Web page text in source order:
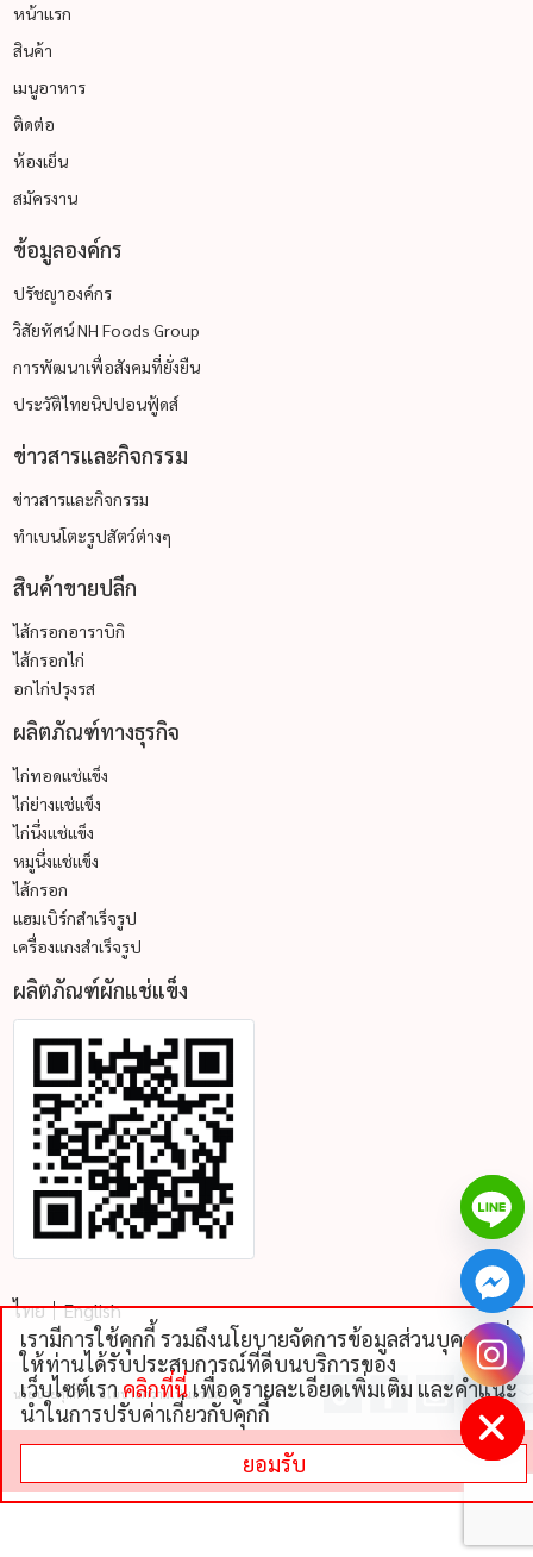
หน้าแรก
สินค้า
เมนูอาหาร
ติดต่อ
ห้องเย็น
สมัครงาน
ข้อมูลองค์กร
ปรัชญาองค์กร
วิสัยทัศน์ NH Foods Group
การพัฒนาเพื่อสังคมที่ยั่งยืน
ประวัติไทยนิปปอนฟู้ดส์
ข่าวสารและกิจกรรม
ข่าวสารและกิจกรรม
ทำเบนโตะรูปสัตว์ต่างๆ
สินค้าขายปลีก
ไส้กรอกอาราบิกิ
ไส้กรอกไก่
อกไก่ปรุงรส
ผลิตภัณฑ์ทางธุรกิจ
ไก่ทอดแช่แข็ง
ไก่ย่างแช่แข็ง
ไก่นึ่งแช่แข็ง
หมูนึ่งแช่แข็ง
ไส้กรอก
แฮมเบิร์กสำเร็จรูป
เครื่องแกงสำเร็จรูป
ผลิตภัณฑ์ผักแช่แข็ง
ไทย English
นโยบายคุ้กกี้ นโยบายความเป็นส่วนตัว
2026 THAI NIPPON FOODS CO., LTD
เรามีการใช้คุกกี้ รวมถึงนโยบายจัดการข้อมูลส่วนบุคคลเพื่อ
ให้ท่านได้รับประสบการณ์ที่ดีบนบริการของ
เว็บไซต์เราคลิกที่นี่เพื่อดูรายละเอียดเพิ่มเติม และคําแนะ
นําในการปรับค่าเกี่ยวกับคุกกี้
ยอมรับ
Hide
chaty